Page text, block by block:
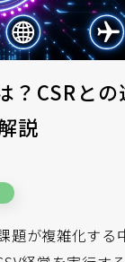
？CSRと
説
題が複雑化する